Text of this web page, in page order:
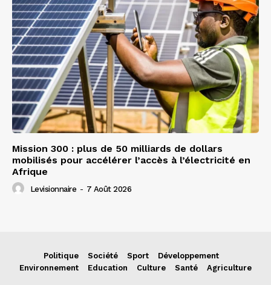
Mission 300 : plus de 50 milliards de dollars
mobilisés pour accélérer l’accès à l’électricité en
Afrique
Levisionnaire - 7 Août 2026
Politique Société Sport
Développement
Environnement
Education Culture Santé Agriculture